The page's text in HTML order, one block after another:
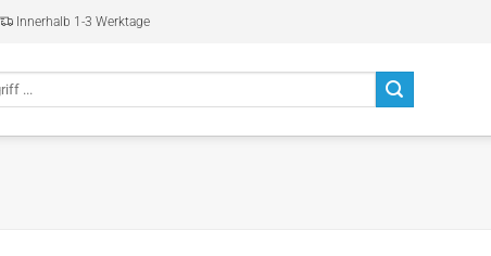
Innerhalb 1-3 Werktage